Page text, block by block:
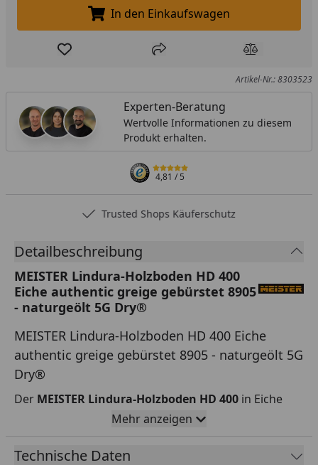
In den Einkaufswagen legen
In den Einkaufswagen
Produkt zur Wunschliste hinzufügen
Teilen Produkt
Artikel-Nr.: 8303523
Experten-Beratung
Wertvolle Informationen zu diesem
Produkt erhalten.
4,81/ 5
Trusted Shops Käuferschutz
Detailbeschreibung
MEISTER Lindura-Holzboden HD 400
Eiche authentic greige gebürstet 8905
- naturgeölt 5G Dry®
MEISTER Lindura-Holzboden HD 400 Eiche
authentic greige gebürstet 8905 - naturgeölt 5G
Dry®
Der MEISTER Lindura-Holzboden HD 400 in Eiche
authentic greige begeistert durch eine naturgeölte
Oberfläche und seineEchtholzdeckschicht, die
jedem Raum eine edle, natürliche
Mehr anzeigen
Technische Daten